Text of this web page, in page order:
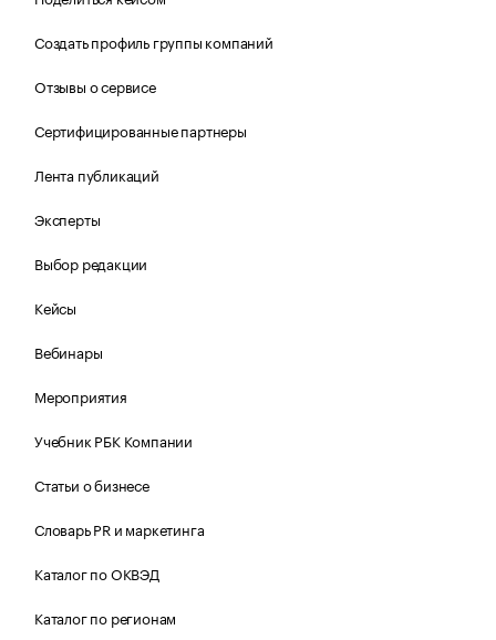
Создать профиль группы компаний
Отзывы о сервисе
Сертифицированные партнеры
Лента публикаций
Эксперты
Выбор редакции
Кейсы
Вебинары
Мероприятия
Учебник РБК Компании
Статьи о бизнесе
Словарь PR и маркетинга
Каталог по ОКВЭД
Каталог по регионам